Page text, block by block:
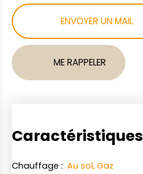
ENVOYER UN MAIL
ME RAPPELER
Caractéristiques
Chauffage : Au sol, Gaz